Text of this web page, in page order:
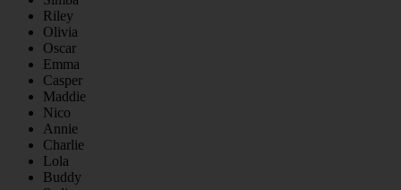
Riley
Olivia
Oscar
Emma
Casper
Maddie
Nico
Annie
Charlie
Lola
Buddy